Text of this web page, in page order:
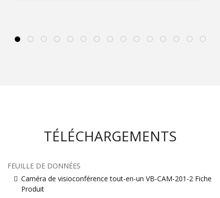
TÉLÉCHARGEMENTS
FEUILLE DE DONNÉES
Caméra de visioconférence tout-en-un VB-CAM-201-2 Fiche
Produit